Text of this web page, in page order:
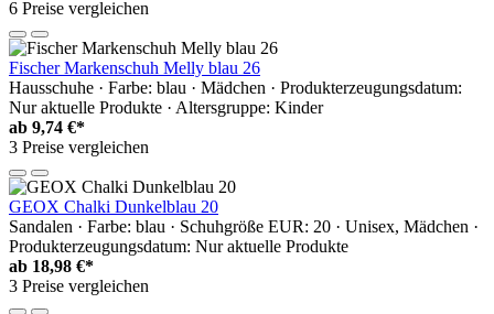
6 Preise vergleichen
Fischer Markenschuh Melly blau 26
Hausschuhe · Farbe: blau · Mädchen · Produkterzeugungsdatum:
Nur aktuelle Produkte · Altersgruppe: Kinder
ab 9,74 €*
3 Preise vergleichen
GEOX Chalki Dunkelblau 20
Sandalen · Farbe: blau · Schuhgröße EUR: 20 · Unisex, Mädchen ·
Produkterzeugungsdatum: Nur aktuelle Produkte
ab 18,98 €*
3 Preise vergleichen